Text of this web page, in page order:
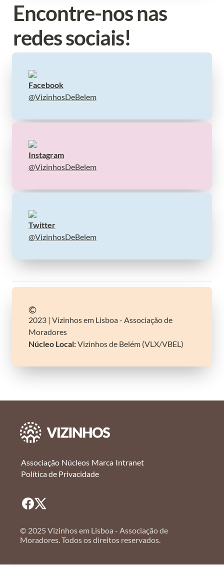
Encontre-nos nas
redes sociais!
Facebook
@VizinhosDeBelem
Instagram
@VizinhosDeBelem
@VizinhosDeBelem
©️
2023 | Vizinhos em Lisboa - Associação de
Núcleo Local: Vizinhos de Belém (VLX/VBEL)
Associação Núcleos Marca Intranet
Política de Privacidade
© 2025 Vizinhos em Lisboa - Associação de
Moradores. Todos os direitos reservados.